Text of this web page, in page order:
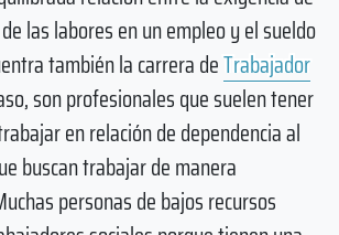
las labores en un empleo y el sueldo
también la carrera deTrabajador
son profesionales que suelen tener
en relación de dependencia al
buscan trabajar de manera
personas de bajos recursos